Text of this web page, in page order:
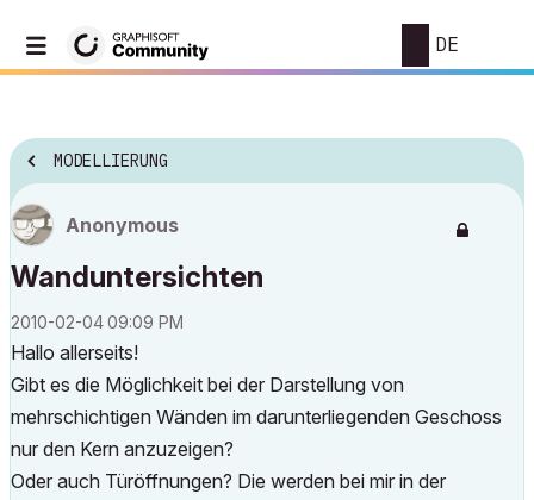
DE
MODELLIERUNG
Anonymous
Wanduntersichten
‎2010-02-0409:09 PM
Hallo allerseits!
Gibt es die Möglichkeit bei der Darstellung von
mehrschichtigen Wänden im darunterliegenden Geschoss
nur den Kern anzuzeigen?
Oder auch Türöffnungen? Die werden bei mir in der